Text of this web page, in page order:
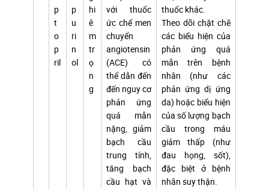
p
t
o
p
ril
p
u
ri
n
ol
hi
ê
m
tr
ọ
n
g
với thuốc
ức chế men
chuyển
angiotensin
(ACE) có
thể dẫn đến
đến nguy cơ
phản ứng
quá mẫn
nặng, giảm
bạch cầu
trung tính,
tăng bạch
cầu hạt và
thuốc khác.
Theo dõi chặt chẽ
các biểu hiện của
phản ứng quá
mẫn trên bệnh
nhân (như các
phản ứng dị ứng
da) hoặc biểu hiện
của số lượng bạch
cầu trong máu
giảm thấp (như
đau họng, sốt),
đặc biệt ở bệnh
nhân suy thận.